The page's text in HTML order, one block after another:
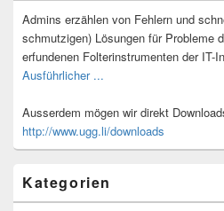
Admins erzählen von Fehlern und
schmutzigen) Lösungen für Probleme
erfundenen Folterinstrumenten der IT-
Ausführlicher ...
Ausserdem mögen wir direkt
http://www.ugg.li/downloads
Kategorien